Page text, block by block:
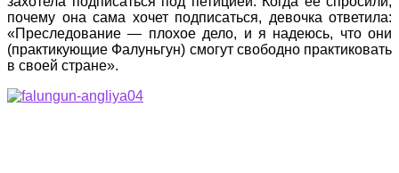
почему она сама хочет подписаться, девочка ответила:
«Преследование — плохое дело, и я надеюсь, что они
(практикующие Фалуньгун) смогут свободно практиковать
в своей стране».